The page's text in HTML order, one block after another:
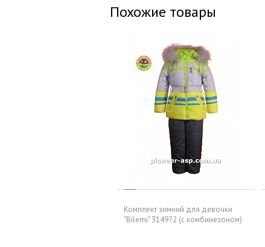
Похожие товары
Комплект зимний для девочки
"Bilemi" 314972 (c комбинезоном)